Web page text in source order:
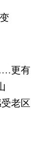
更有
老区